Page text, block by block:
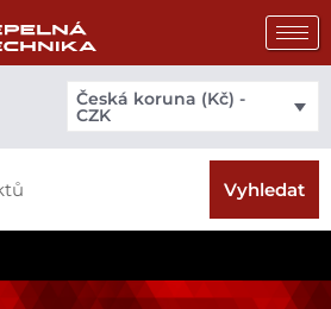
Česká koruna (Kč) -
CZK
Vyhledat